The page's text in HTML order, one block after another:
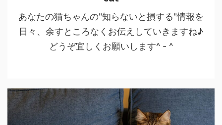
あなたの猫ちゃんの"知らないと損する"情報を
日々、余すところなくお伝えしていきますね♪
どうぞ宜しくお願いします^ - ^